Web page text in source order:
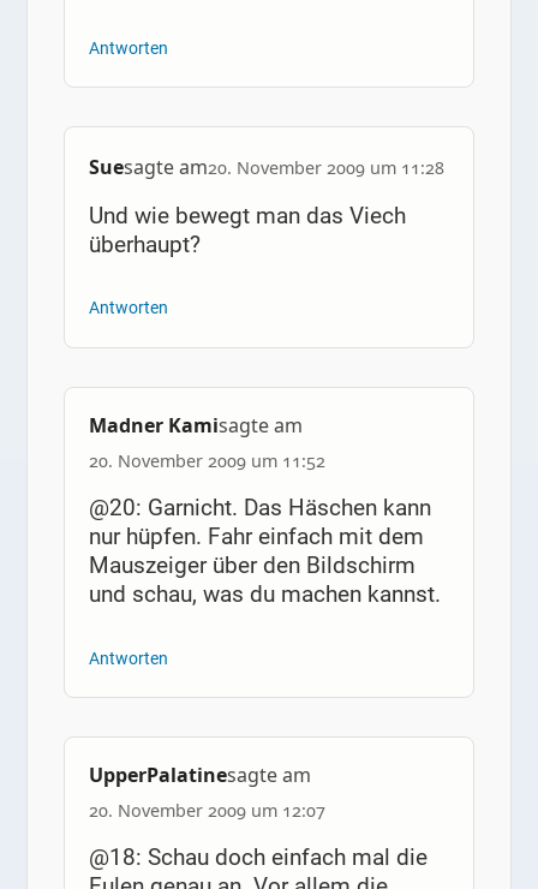
Antworten
Suesagte am20. November 2009 um 11:28
Und wie bewegt man das Viech
überhaupt?
Antworten
Madner Kamisagte am
20. November 2009 um 11:52
@20: Garnicht. Das Häschen kann
nur hüpfen. Fahr einfach mit dem
Mauszeiger über den Bildschirm
und schau, was du machen kannst.
Antworten
UpperPalatinesagte am
20. November 2009 um 12:07
@18: Schau doch einfach mal die